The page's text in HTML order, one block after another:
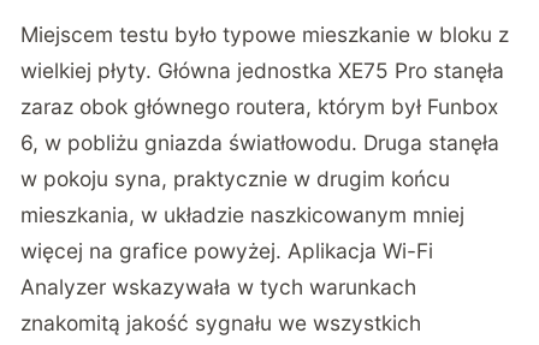
Miejscem testu było typowe mieszkanie w bloku z
wielkiej płyty. Główna jednostka XE75 Pro stanęła
zaraz obok głównego routera, którym był Funbox
6, w pobliżu gniazda światłowodu. Druga stanęła
w pokoju syna, praktycznie w drugim końcu
mieszkania, w układzie naszkicowanym mniej
więcej na grafice powyżej. Aplikacja Wi-Fi
Analyzer wskazywała w tych warunkach
znakomitą jakość sygnału we wszystkich